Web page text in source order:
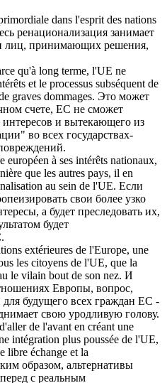
dans l'esprit des nations
ренационализация занимает
лиц, принимающих решения,
qu'à long terme, l'UE ne
et le processus subséquent de
graves dommages. Это может
счете, ЕС не сможет
и вытекающего из
" во всех государствах-
européen à ses intérêts nationaux,
que les autres pays, il en
au sein de l'UE. Если
свои более узко
а будет преследовать их,
будет
extérieures de l'Europe, une
les citoyens de l'UE, que la
le vilain bout de son nez. И
Европы, вопрос,
будущего всех граждан ЕС -
свою уродливую голову.
de l'avant en créant une
intégration plus poussée de l'UE,
libre échange et la
образом, альтернативы
с реальным